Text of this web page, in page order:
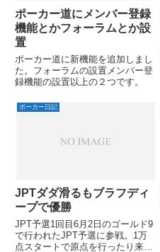
ポーカー道にメンバー登録
機能とかフォーラムとか設
置
ポーカー道に新機能を追加しまし
た。フォーラムの設置メンバー登
録機能の設置以上の２つです。
ポーカー日記
JPTダダ滑るもブラフディ
ープで優勝
JPT予選1回目6月2日のゴールド9
で行われたJPT予選に参戦。1万
点スタートで原点を行ったり来た